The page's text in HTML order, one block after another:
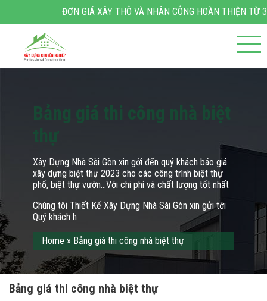
XÂY THÔ VÀ NHÂN CÔNG HOÀN THIỆN TỪ 3.400.000 Đ/M2 –
Bảng giá thi công nhà biệt
thự
Xây Dựng Nhà Sài Gòn xin gởi đến quý khách báo giá
xây dựng biệt thự 2023 cho các công trình biệt thự
phố, biệt thự vườn…Với chi phí và chất lượng tốt nhất
Chúng tôi Thiết Kế Xây Dựng Nhà Sài Gòn xin gửi tới
Quý khách h
Home » Bảng giá thi công nhà biệt thự
Bảng giá thi công nhà biệt thự